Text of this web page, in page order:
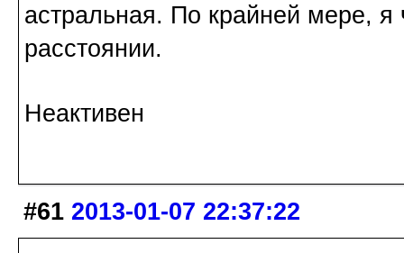
астральная. По крайней мере,
расстоянии.
Неактивен
#61 2013-01-07 22:37:22